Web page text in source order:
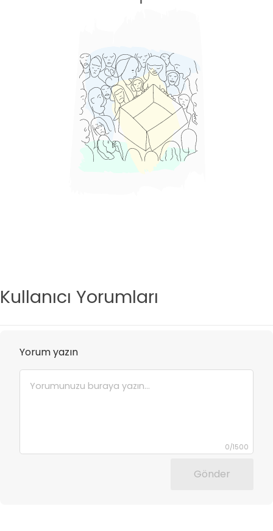
Kullanıcı Yorumları
Yorum yazın
0/1500
Gönder